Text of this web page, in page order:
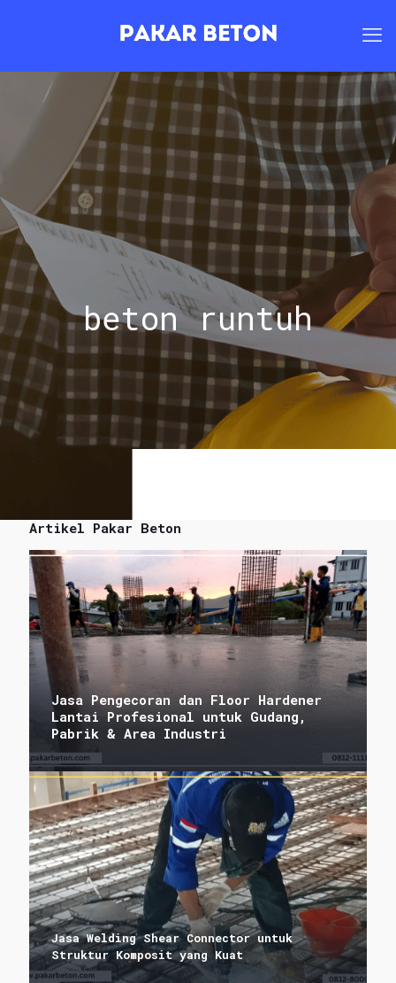
beton runtuh
Artikel Pakar Beton
Jasa Pengecoran dan Floor Hardener
Lantai Profesional untuk Gudang,
Pabrik & Area Industri
Jasa Welding Shear Connector untuk
Struktur Komposit yang Kuat